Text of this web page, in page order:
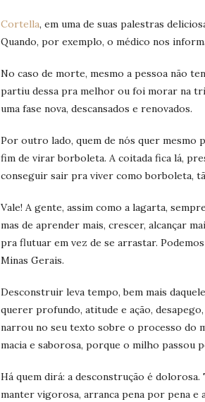
Cortella, em uma de suas palestras
Quando, por exemplo, o médico nos
No caso de morte, mesmo a pessoa não
partiu dessa pra melhor ou foi morar na
uma fase nova, descansados e renovados.
Por outro lado, quem de nós quer mesmo
fim de virar borboleta. A coitada fica lá,
conseguir sair pra viver como borboleta,
Vale! A gente, assim como a lagarta,
mas de aprender mais, crescer, alcançar
pra flutuar em vez de se arrastar.
Minas Gerais.
Desconstruir leva tempo, bem mais
querer profundo, atitude e ação,
narrou no seu texto sobre o processo do
macia e saborosa, porque o milho passou
Há quem dirá: a desconstrução é dolorosa.
manter vigorosa, arranca pena por pena e